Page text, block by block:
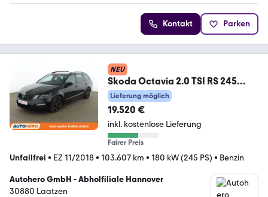
Kontakt Parken
NEU
Skoda Octavia 2.0 TSI RS 245
Aut.*LED*NAVI*TEMPO*PDC*
Lieferung möglich
19.520 €
inkl. kostenlose Lieferung
Fairer Preis
Unfallfrei • EZ 11/2018• 103.607 km • 180 kW (245 PS) • Benzin
Autohero GmbH - Abholfiliale Hannover
30880 Laatzen